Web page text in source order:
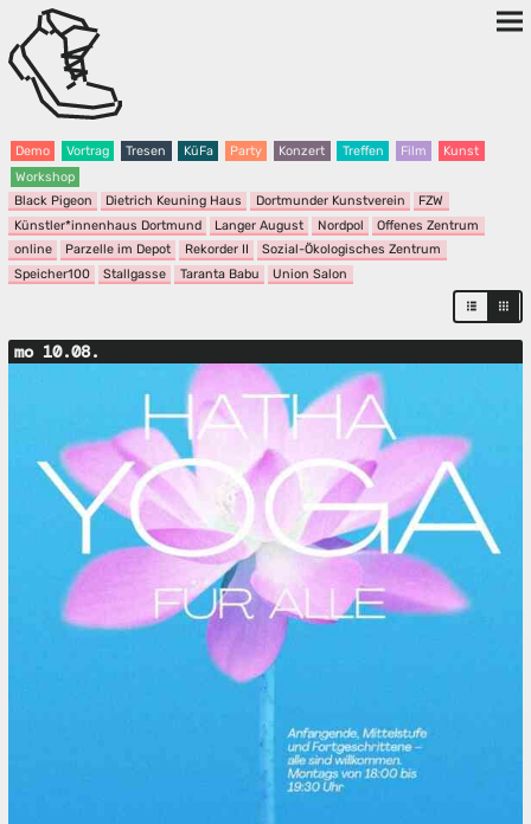
Demo Vortrag Tresen KüFa Party Konzert Treffen Film
Kunst
Workshop
Black Pigeon
Dietrich Keuning Haus Dortmunder Kunstverein
FZW
Künstler*innenhaus Dortmund
Langer August Nordpol
Offenes Zentrum
online
Parzelle im Depot Rekorder II
Sozial-Ökologisches Zentrum
Speicher100
Stallgasse Taranta Babu Union Salon
mo 10.08.